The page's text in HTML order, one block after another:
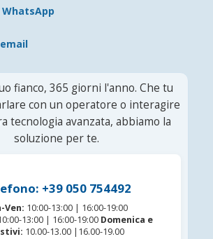
fianco, 365 giorni l'anno. Che tu
con un operatore o interagire
tecnologia avanzata, abbiamo la
soluzione per te.
+39 050 754492
Ven: 10:00-13:00 | 16:00-19:00
13:00 | 16:00-19:00 Domenica e
10.00-13.00 |16.00-19.00